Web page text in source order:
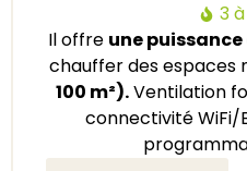
3
Il offre une puissance
chauffer des espaces
100 m²).Ventilation
connectivité WiFi/